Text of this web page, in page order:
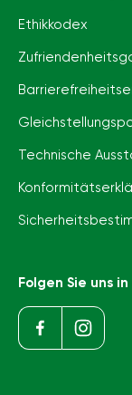
Ethikkodex
Technische
Folgen Sie uns